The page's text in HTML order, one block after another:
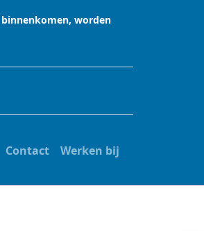
worden
Contact Werken bij